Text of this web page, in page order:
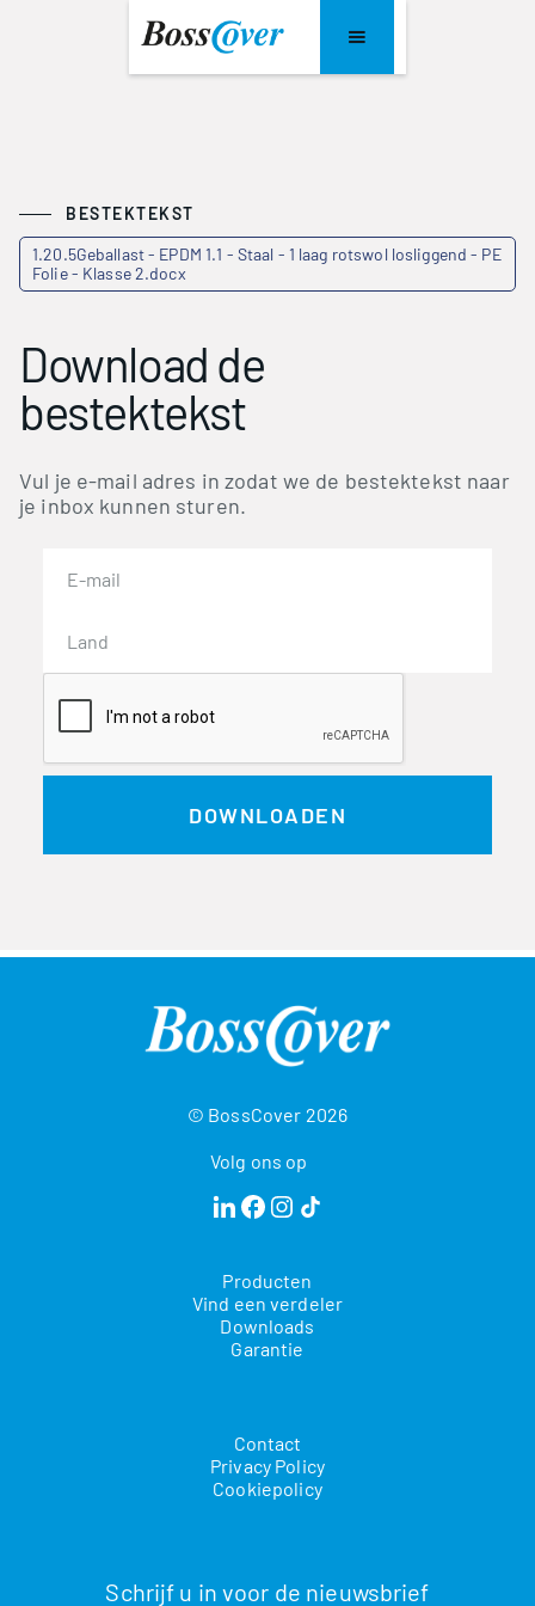
BESTEKTEKST
1.20.5Geballast - EPDM 1.1 - Staal - 1 laag rotswol losliggend - PE
Folie - Klasse 2.docx
Download de
bestektekst
Vul je e-mail adres in zodat we de bestektekst naar
je inbox kunnen sturen.
© BossCover 2026
Volg ons op
Producten
Vind een verdeler
Downloads
Garantie
Contact
Privacy Policy
Cookiepolicy
Schrijf u in voor de nieuwsbrief